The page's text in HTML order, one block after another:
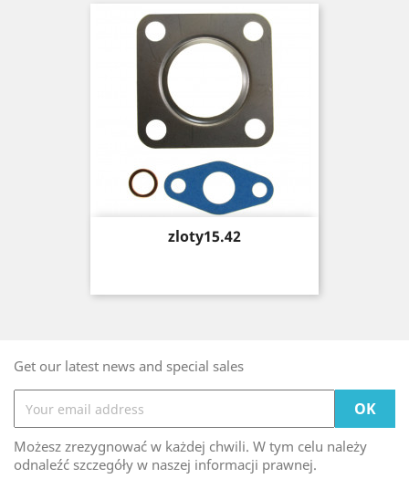
Price
zloty15.42
Get our latest news and special sales
Możesz zrezygnować w każdej chwili. W tym celu należy
odnaleźć szczegóły w naszej informacji prawnej.